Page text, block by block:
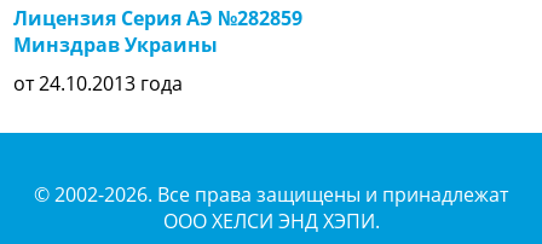
Лицензия Серия АЭ №282859
Минздрав Украины
от 24.10.2013 года
© 2002-2026. Все права защищены и принадлежат
ООО ХЕЛСИ ЭНД ХЭПИ.